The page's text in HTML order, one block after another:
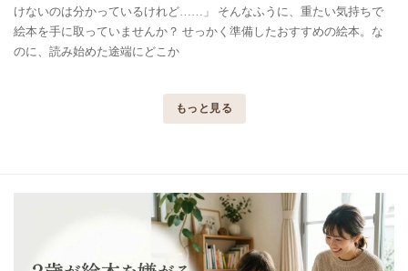
けないのは分かっているけれど……」 そんなふうに、重たい気持ちで
絵本を手に取っていませんか？ せっかく準備したおすすめの絵本。な
のに、読み始めた途端にどこか
もっと見る